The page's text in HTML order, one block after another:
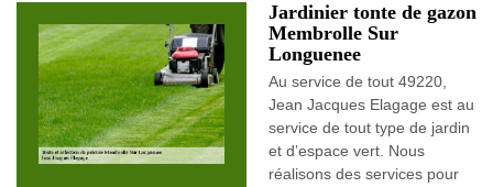
Jardinier tonte de gazon
Membrolle Sur
Longuenee
Au service de tout 49220,
Jean Jacques Elagage est au
service de tout type de jardin
et d’espace vert. Nous
réalisons des services pour